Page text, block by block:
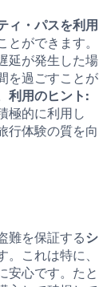
ィ・パスを利用
ができます。
延が発生した場
を過ごすことが
利用のヒント:
極的に利用し
行体験の質を向
難を保証するシ
。これは特に、
安心です。たと